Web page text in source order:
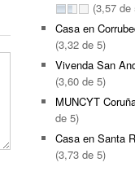
(3,57 de
Casa en
(3,32 de 5)
Vivenda San
(3,60 de 5)
MUNCYT
de 5)
Casa en Santa
(3,73 de 5)